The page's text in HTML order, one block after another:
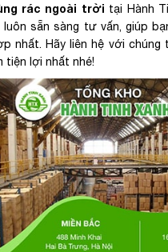
rác ngoài trời tại Hành
luôn sẵn sàng tư vấn, giúp
nhất. Hãy liên hệ với chúng
tiện lợi nhất nhé!